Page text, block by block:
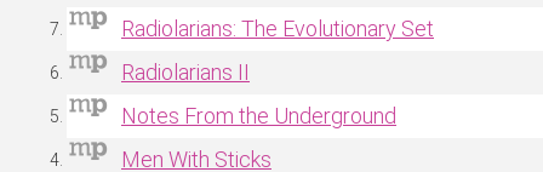
Radiolarians: The Evolutionary Set
Radiolarians II
Notes From the Underground
Men With Sticks